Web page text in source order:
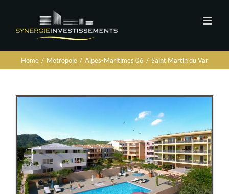
Home / Metropole / Alpes-Maritimes 06 / Saint Martin du Var